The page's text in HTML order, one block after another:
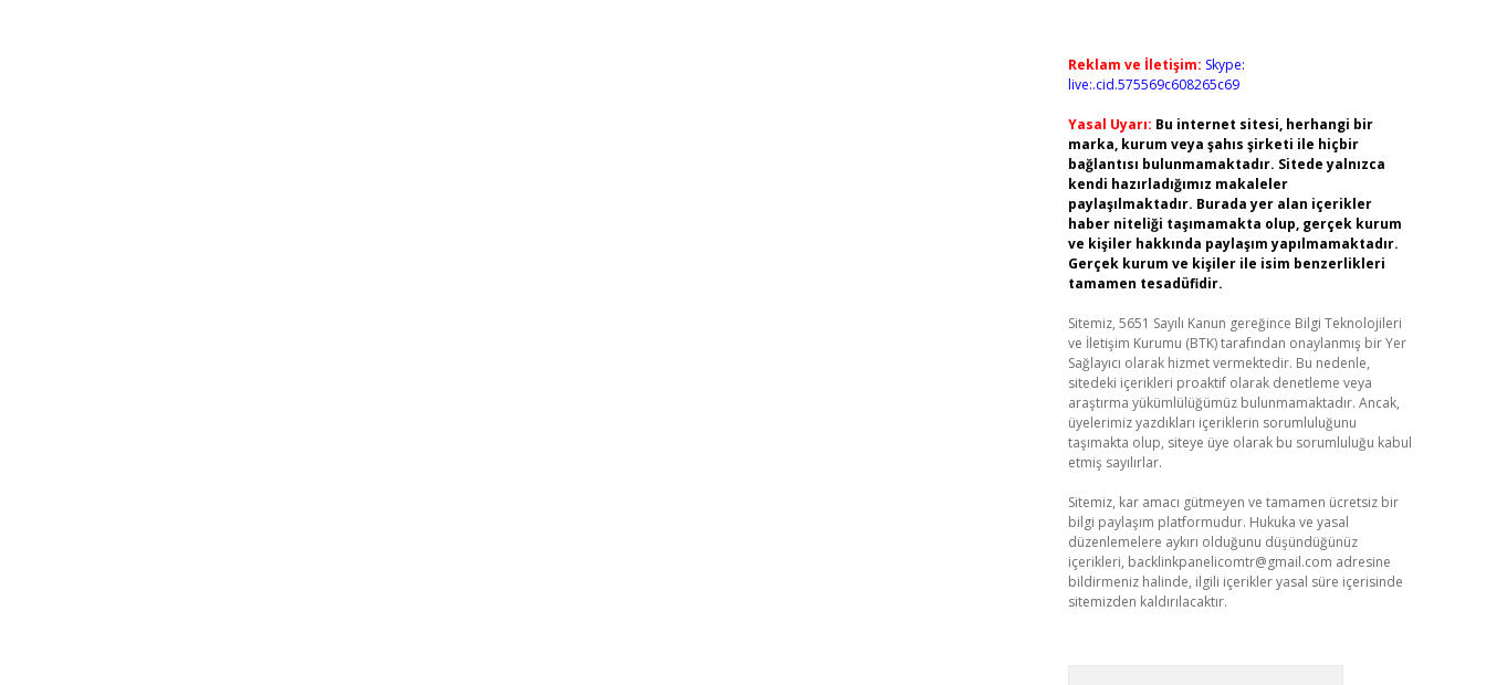
Reklam ve İletişim: Skype:
live:.cid.575569c608265c69
Yasal Uyarı: Bu internet sitesi, herhangi bir
marka, kurum veya şahıs şirketi ile hiçbir
bağlantısı bulunmamaktadır. Sitede yalnızca
kendi hazırladığımız makaleler
paylaşılmaktadır. Burada yer alan içerikler
haber niteliği taşımamakta olup, gerçek kurum
ve kişiler hakkında paylaşım yapılmamaktadır.
Gerçek kurum ve kişiler ile isim benzerlikleri
tamamen tesadüfidir.
Sitemiz, 5651 Sayılı Kanun gereğince Bilgi Teknolojileri
ve İletişim Kurumu (BTK) tarafından onaylanmış bir Yer
Sağlayıcı olarak hizmet vermektedir. Bu nedenle,
sitedeki içerikleri proaktif olarak denetleme veya
araştırma yükümlülüğümüz bulunmamaktadır. Ancak,
üyelerimiz yazdıkları içeriklerin sorumluluğunu
taşımakta olup, siteye üye olarak bu sorumluluğu kabul
etmiş sayılırlar.
Sitemiz, kar amacı gütmeyen ve tamamen ücretsiz bir
bilgi paylaşım platformudur. Hukuka ve yasal
düzenlemelere aykırı olduğunu düşündüğünüz
içerikleri, backlinkpanelicomtr@gmail.com adresine
bildirmeniz halinde, ilgili içerikler yasal süre içerisinde
sitemizden kaldırılacaktır.